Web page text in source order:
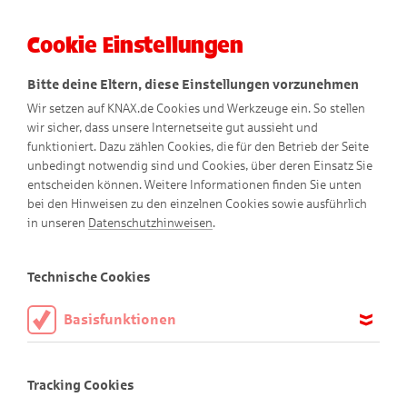
Geist aus der Flasche
Cookie Einstellungen
Bitte deine Eltern, diese Einstellungen vorzunehmen
Wir setzen auf KNAX.de Cookies und Werkzeuge ein. So stellen
wir sicher, dass unsere Internetseite gut aussieht und
funktioniert. Dazu zählen Cookies, die für den Betrieb der Seite
unbedingt notwendig sind und Cookies, über deren Einsatz Sie
entscheiden können. Weitere Informationen finden Sie unten
bei den Hinweisen zu den einzelnen Cookies sowie ausführlich
in unseren Datenschutzhinweisen.
Technische Cookies
Basisfunktionen
aktiviert sein.
Tracking Cookies